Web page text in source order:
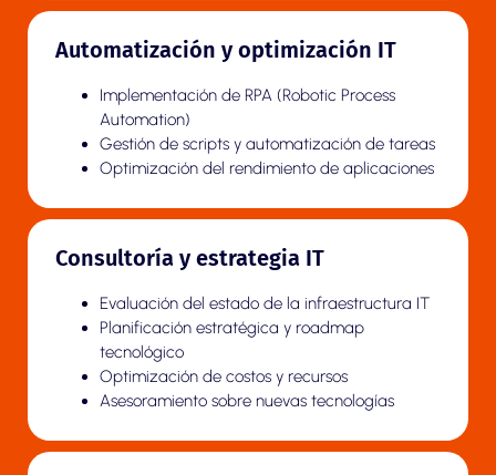
Automatización y optimización IT
Implementación de RPA (Robotic Process
Automation)
Gestión de scripts y automatización de tareas
Optimización del rendimiento de aplicaciones
Consultoría y estrategia IT
Evaluación del estado de la infraestructura IT
Planificación estratégica y roadmap
tecnológico
Optimización de costos y recursos
Asesoramiento sobre nuevas tecnologías